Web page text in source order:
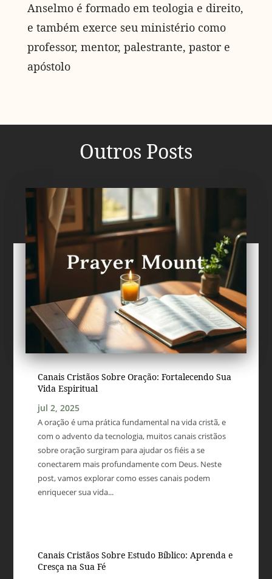
Anselmo é formado em teologia e direito,
e também exerce seu ministério como
professor, mentor, palestrante, pastor e
apóstolo
Outros Posts
Canais Cristãos Sobre Oração: Fortalecendo Sua
Vida Espiritual
jul 2, 2025
A oração é uma prática fundamental na vida cristã, e
com o advento da tecnologia, muitos canais cristãos
sobre oração surgiram para ajudar os fiéis a se
conectarem mais profundamente com Deus. Neste
post, vamos explorar como esses canais podem
enriquecer sua vida...
Canais Cristãos Sobre Estudo Bíblico: Aprenda e
Cresça na Sua Fé